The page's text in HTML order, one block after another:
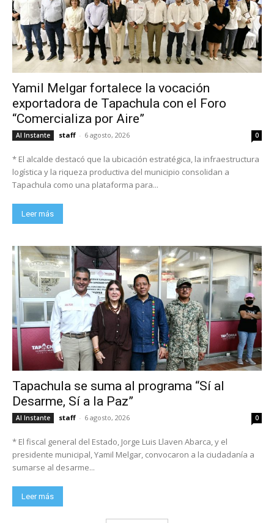
Yamil Melgar fortalece la vocación
exportadora de Tapachula con el Foro
“Comercializa por Aire”
Al Instante staff - 6 agosto, 2026 0
* El alcalde destacó que la ubicación estratégica, la infraestructura
logística y la riqueza productiva del municipio consolidan a
Tapachula como una plataforma para...
Leer más
Tapachula se suma al programa “Sí al
Desarme, Sí a la Paz”
Al Instante staff - 6 agosto, 2026 0
* El fiscal general del Estado, Jorge Luis Llaven Abarca, y el
presidente municipal, Yamil Melgar, convocaron a la ciudadanía a
sumarse al desarme...
Leer más